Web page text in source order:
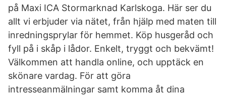
på Maxi ICA Stormarknad Karlskoga. Här ser du
allt vi erbjuder via nätet, från hjälp med maten till
inredningsprylar för hemmet. Köp husgeråd och
fyll på i skåp i lådor. Enkelt, tryggt och bekvämt!
Välkommen att handla online, och upptäck en
skönare vardag. För att göra
intresseanmälningar samt komma åt dina